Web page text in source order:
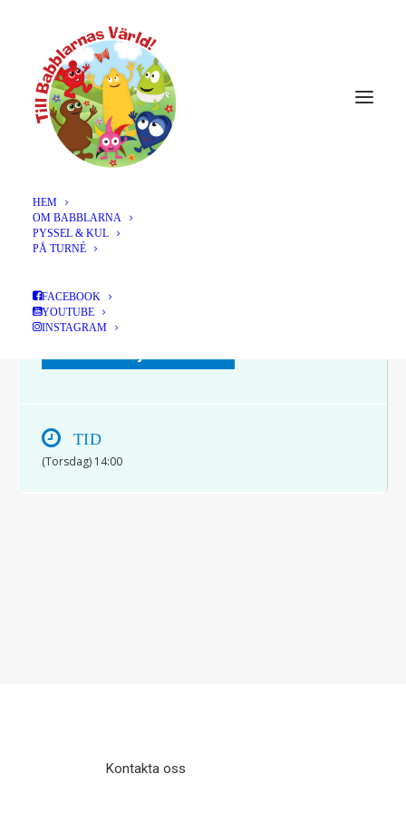
HEM
OM BABBLARNA
PYSSEL & KUL
PÅ TURNÉ
FACEBOOK
YOUTUBE
INSTAGRAM
DECEMBER 2021
30
DEC
KALMAR, KALMARSALEN,
KL 11.00 + 14.00
LÄS MER >
Info och biljetter kl 11 (Nysläppt!)
TID
(Torsdag) 14:00
Kontakta oss